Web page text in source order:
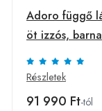
Adoro függő
öt izzós, barna
Részletek
91 990 Ft-tól